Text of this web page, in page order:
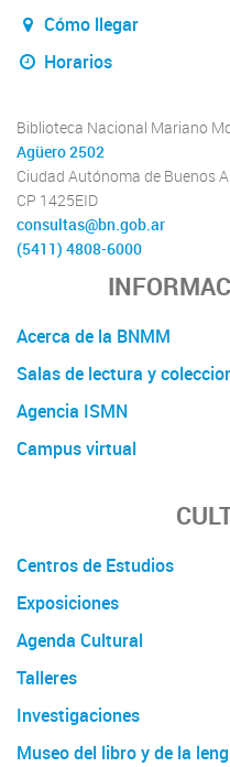
Cómo llegar
Horarios
Biblioteca Nacional Mariano
Agüero 2502
Ciudad Autónoma de Buenos
CP 1425EID
consultas@bn.gob.ar
(5411) 4808-6000
Acerca de la BNMM
Salas de lectura y
Agencia ISMN
Campus virtual
Centros de Estudios
Exposiciones
Agenda Cultural
Talleres
Investigaciones
Museo del libro y de la